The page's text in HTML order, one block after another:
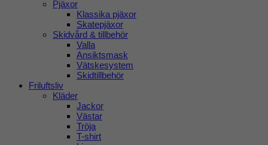
Pjäxor
Klassika pjäxor
Skatepjäxor
Skidvård & tillbehör
Valla
Ansiktsmask
Vätskesystem
Skidtillbehör
Friluftsliv
Kläder
Jackor
Västar
Tröja
T-shirt